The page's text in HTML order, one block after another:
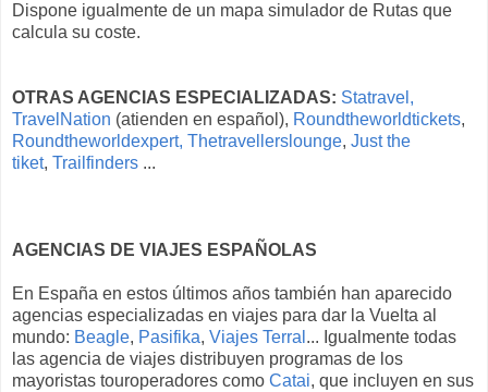
Dispone igualmente de un mapa simulador de Rutas que
calcula su coste.
OTRAS AGENCIAS ESPECIALIZADAS: Statravel,
TravelNation (atienden en español), Roundtheworldtickets,
Roundtheworldexpert, Thetravellerslounge, Just the
tiket, Trailfinders ...
AGENCIAS DE VIAJES ESPAÑOLAS
En España en estos últimos años también han aparecido
agencias especializadas en viajes para dar la Vuelta al
mundo: Beagle, Pasifika, Viajes Terral ... Igualmente todas
las agencia de viajes distribuyen programas de los
mayoristas touroperadores como Catai, que incluyen en sus